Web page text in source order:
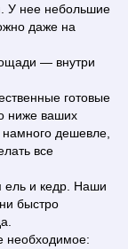
У нее небольшие
даже на
— внутри
готовые
ниже ваших
дешевле,
все
ель и кедр. Наши
быстро
необходимое: